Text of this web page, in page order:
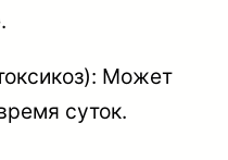
Может
суток.